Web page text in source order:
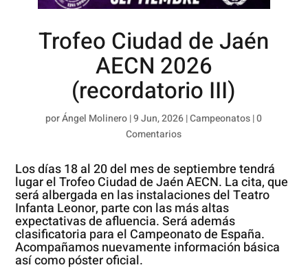
Trofeo Ciudad de Jaén
AECN 2026
(recordatorio III)
porÁngel Molinero|9 Jun, 2026|Campeonatos|0
Comentarios
Los días 18 al 20 del mes de septiembre tendrá
lugar el Trofeo Ciudad de Jaén AECN. La cita, que
será albergada en las instalaciones del Teatro
Infanta Leonor, parte con las más altas
expectativas de afluencia. Será además
clasificatoria para el Campeonato de España.
Acompañamos nuevamente información básica
así como póster oficial.